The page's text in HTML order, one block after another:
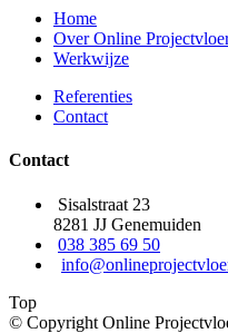
Home
Over Online
Werkwijze
Referenties
Contact
Contact
Sisalstraat 23
8281 JJ Genemuiden
038 385 69 50
Top
© Copyright Online